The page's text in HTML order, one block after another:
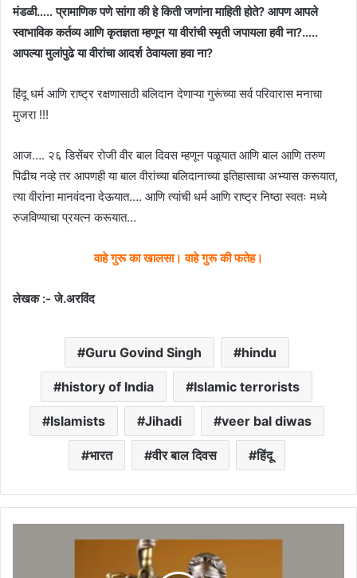
मंडळी….. प्रामाणिक पणे सांगा की हे किती जणांना माहिती होते? आपण आपले
स्वाभाविक कर्तव्य आणि कृतज्ञता म्हणून या वीरांची स्मृती जपायला हवी ना?…..
आपल्या मुलांपुढे या वीरांचा आदर्श ठेवायला हवा ना?
हिंदू धर्म आणि राष्ट्र रक्षणासाठी बलिदान देणाऱ्या गुरूंच्या सर्व परिवारास मनाचा
मुजरा !!!
आज…. २६ डिसेंबर रोजी वीर बाल दिवस म्हणून पळूयात आणि बाल आणि तरुण
पिढीच नव्हे तर आपणही या बाल वीरांच्या बलिदानाच्या इतिहासाचा अभ्यास करूयात,
त्या वीरांना मानवंदना देऊयात…. आणि त्यांची धर्म आणि राष्ट्र निष्ठा स्वतः मध्ये
रुजविण्याचा प्रयत्न करूयात…
वाहे गुरू का खालसा। वाहे गुरू की फतेह।
लेखक :- जे.अरविंद
Guru Govind Singh hindu
history of India Islamic terrorists
Islamists Jihadi veer bal diwas
भारत वीर बाल दिवस हिंदू